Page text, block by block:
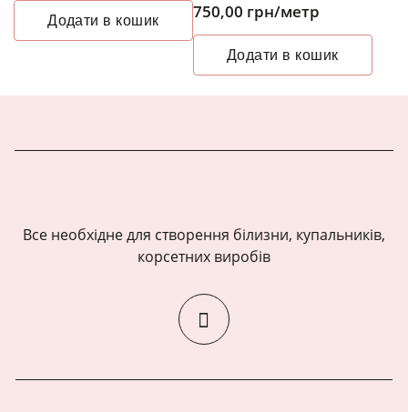
Додати в кошик 750,00 грн/метр
Додати в кошик
Все необхідне для створення білизни, купальників,
корсетних виробів